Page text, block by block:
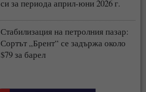
си за периода април-юни 2026 г.
Стабилизация на петролния пазар:
Сортът „Брент“ се задържа около
$79 за барел